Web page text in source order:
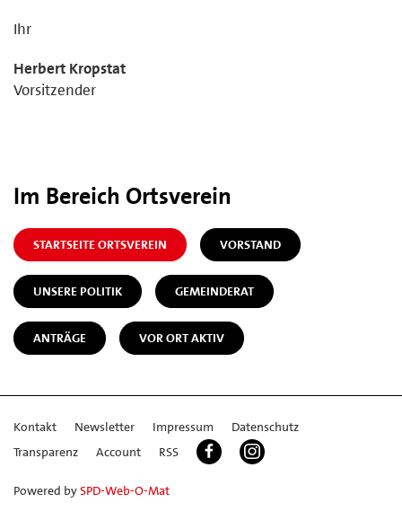
Ihr
Herbert Kropstat
Vorsitzender
Im Bereich Ortsverein
STARTSEITE ORTSVEREIN VORSTAND
UNSERE POLITIK GEMEINDERAT
ANTRÄGE VOR ORT AKTIV
Kontakt Newsletter Impressum
Datenschutz
Transparenz
Account RSS
Powered bySPD-Web-O-Mat